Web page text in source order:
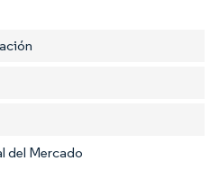
del Mercado